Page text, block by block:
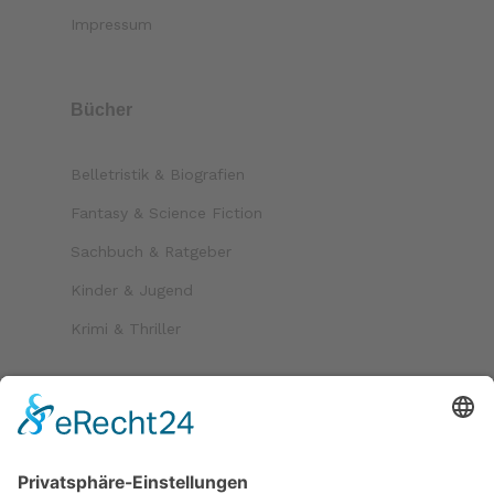
Impressum
Bücher
Belletristik & Biografien
Fantasy & Science Fiction
Sachbuch & Ratgeber
Kinder & Jugend
Krimi & Thriller
Folgen Sie uns auf